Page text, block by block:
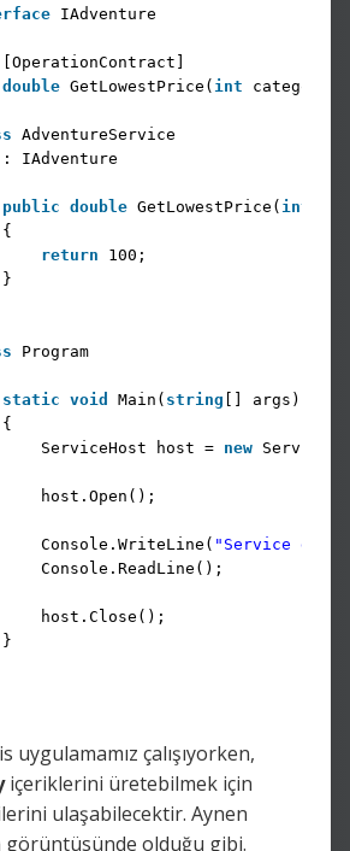
IAdventure
[OperationContract]
double GetLowestPrice( int
category);
AdventureService
: IAdventure
public double GetLowestPrice( int
{
return
100;
}
Program
static void Main( string [] args)
{
ServiceHost host = new
host.Open();
Console.WriteLine( "Service
Console.ReadLine();
host.Close();
}
uygulamamız çalışıyorken,
içeriklerini üretebilmek için
ulaşabilecektir. Aynen
görüntüsünde olduğu gibi.